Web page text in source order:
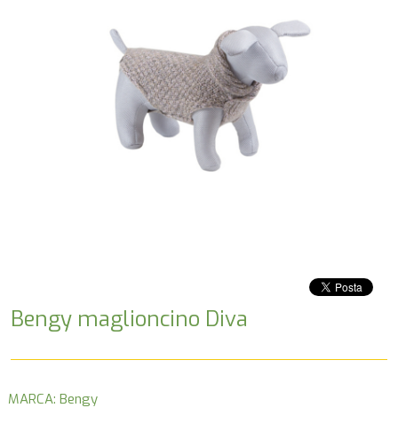
Bengy maglioncino Diva
MARCA: Bengy